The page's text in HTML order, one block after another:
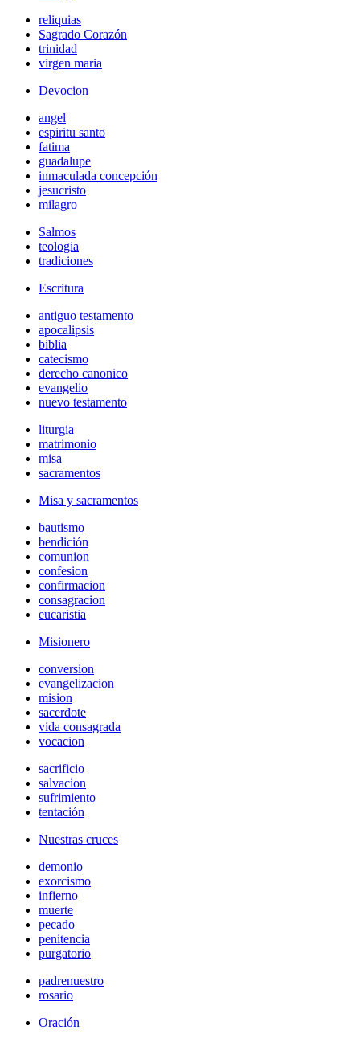
reliquias
Sagrado Corazón
trinidad
virgen maria
Devocion
angel
espiritu santo
fatima
guadalupe
inmaculada concepción
jesucristo
milagro
Salmos
teologia
tradiciones
Escritura
antiguo testamento
apocalipsis
biblia
catecismo
derecho canonico
evangelio
nuevo testamento
liturgia
matrimonio
misa
sacramentos
Misa y sacramentos
bautismo
bendición
comunion
confesion
confirmacion
consagracion
eucaristia
Misionero
conversion
evangelizacion
mision
sacerdote
vida consagrada
vocacion
sacrificio
salvacion
sufrimiento
tentación
Nuestras cruces
demonio
exorcismo
infierno
muerte
pecado
penitencia
purgatorio
padrenuestro
rosario
Oración